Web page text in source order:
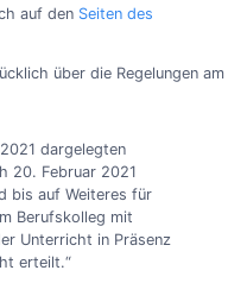
auf den Seiten des
über die Regelungen am
dargelegten
20. Februar 2021
bis auf Weiteres für
Berufskolleg mit
Unterricht in Präsenz
erteilt.“